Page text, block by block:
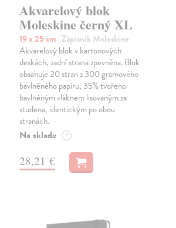
Akvarelový blok
Moleskine černý XL
19 x 25 cm | Zápisník Moleskine
Akvarelový blok v kartonových
deskách, zadní strana zpevněna. Blok
obsahuje 20 stran z 300 gramového
bavlněného papíru, 35% tvořeno
bavlněným vláknem lisovaným za
studena, identickým po obou
stranách.
Na sklade ?
28,21 €